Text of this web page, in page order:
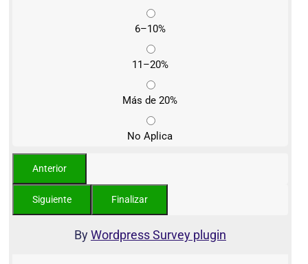
6–10%
11–20%
Más de 20%
No Aplica
ByWordpress Survey plugin